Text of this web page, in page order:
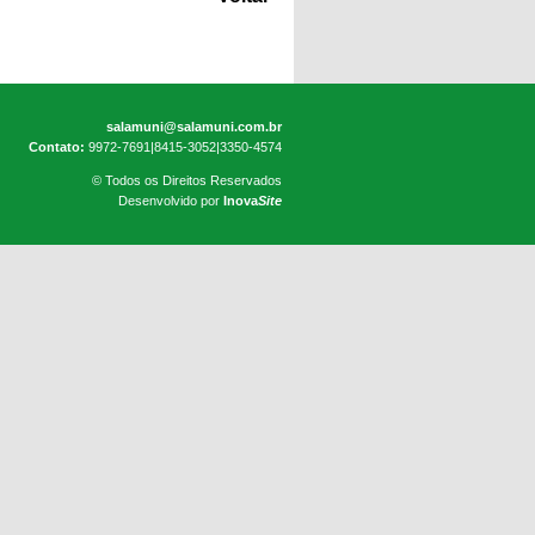
salamuni@salamuni.com.br
Contato: 9972-7691|8415-3052|3350-4574
© Todos os Direitos Reservados
Desenvolvido por InovaSite